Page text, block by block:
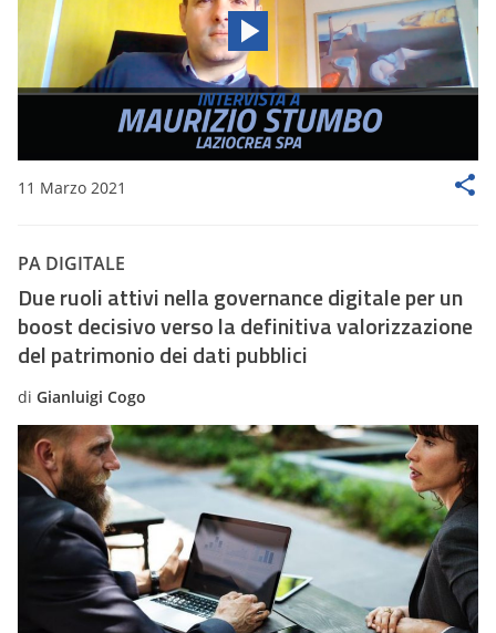
11 Marzo 2021
PA DIGITALE
Due ruoli attivi nella governance digitale per un
boost decisivo verso la definitiva valorizzazione
del patrimonio dei dati pubblici
di Gianluigi Cogo